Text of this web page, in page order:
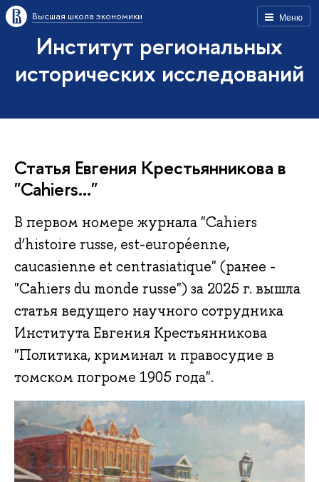
Меню
Высшая школа экономики
Институт региональных
исторических исследований
Статья Евгения Крестьянникова в
"Cahiers..."
В первом номере журнала "Cahiers
d’histoire russe, est-européenne,
caucasienne et centrasiatique" (ранее -
"Cahiers du monde russe") за 2025 г. вышла
статья ведущего научного сотрудника
Института Евгения Крестьянникова
"Политика, криминал и правосудие в
томском погроме 1905 года".